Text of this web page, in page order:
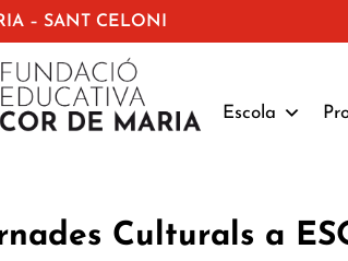
– SANT CELONI
Escola
Culturals a